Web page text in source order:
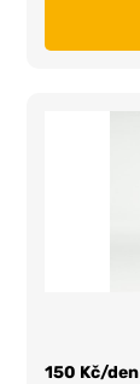
150 Kč/den